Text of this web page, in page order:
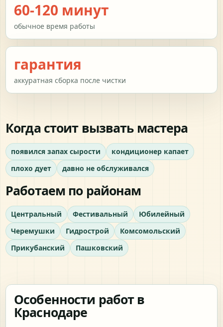
60-120 минут
обычное время работы
гарантия
аккуратная сборка после чистки
Когда стоит вызвать мастера
появился запах сырости
кондиционер капает
плохо дует
давно не обслуживался
Работаем по районам
Центральный Фестивальный
Юбилейный
Черемушки
Гидрострой
Комсомольский
Прикубанский
Пашковский
Особенности работ в
Краснодаре